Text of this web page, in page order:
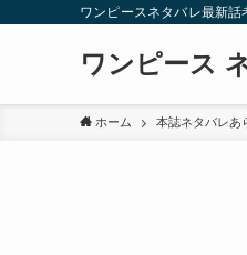
ワンピースネタバレ最新
ワンピース
ホーム 本誌ネタバレあ